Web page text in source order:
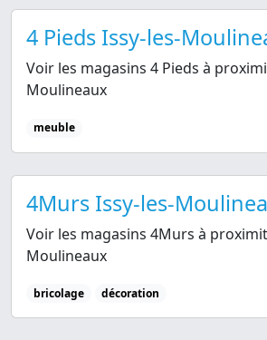
4 Pieds Issy-les-
Voir les magasins 4 Pieds à
Moulineaux
meuble
4Murs Issy-les-
Voir les magasins 4Murs à
Moulineaux
bricolage décoration